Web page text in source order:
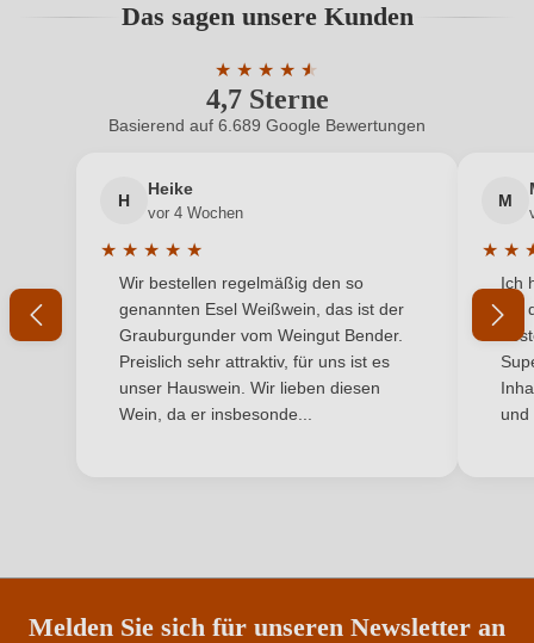
Weingut H. Schönlaub GbR, Bergstraße 14, 76889
Gleiszellen, Deutschland
Land Deutschland
Qualität Qualitätswein
Bacchus
Traubenfarbe
Benutzern abgegeben werden. Bitte loggen Sie sich
Neuer Kunde? Neuer Kunde?
Ihre E-Mail-Adresse
Ihr Passwort
Ich habe mein Passwort vergessen
Das sagen unsere Kunden
4,7 Sterne
★ ★ ★ ★ ★
★
Durchschnittliche Bewertung von 4.7
Basierend auf 6.689 Google Bewertungen
H
Heike
vor 4 Wochen
★ ★ ★ ★ ★
Durchschnittliche Bewertung von 5 von 5 Sternen
Wir bestellen regelmäßig den so
genannten Esel Weißwein, das ist der
Grauburgunder vom Weingut Bender.
Preislich sehr attraktiv, für uns ist es
unser Hauswein. Wir lieben diesen
Wein, da er insbesonde...
M
★ ★
Ich
mit
und
Melden Sie sich für unseren Newsletter an